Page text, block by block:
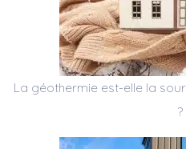
La géothermie est-elle la
?